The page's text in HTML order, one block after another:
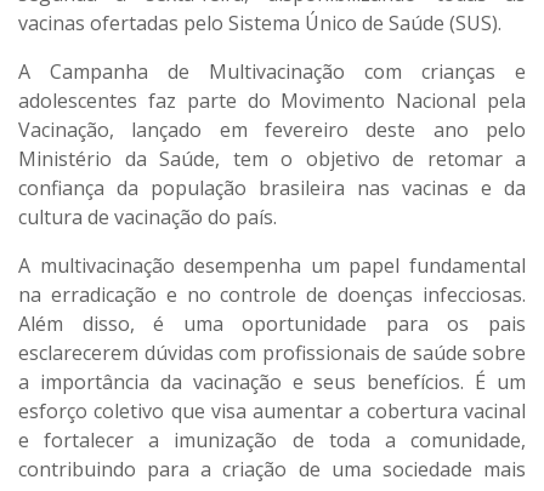
vacinas ofertadas pelo Sistema Único de Saúde (SUS).
A Campanha de Multivacinação com crianças e
adolescentes faz parte do Movimento Nacional pela
Vacinação, lançado em fevereiro deste ano pelo
Ministério da Saúde, tem o objetivo de retomar a
confiança da população brasileira nas vacinas e da
cultura de vacinação do país.
A multivacinação desempenha um papel fundamental
na erradicação e no controle de doenças infecciosas.
Além disso, é uma oportunidade para os pais
esclarecerem dúvidas com profissionais de saúde sobre
a importância da vacinação e seus benefícios. É um
esforço coletivo que visa aumentar a cobertura vacinal
e fortalecer a imunização de toda a comunidade,
contribuindo para a criação de uma sociedade mais